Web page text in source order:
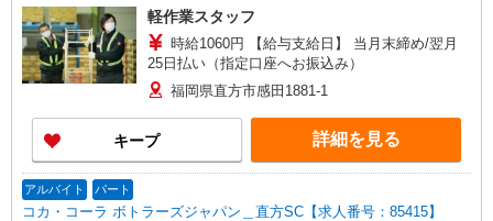
軽作業スタッフ
時給1060円 【給与支給日】 当月末締め/翌月
25日払い（指定口座へお振込み）
福岡県直方市感田1881-1
キープ 詳細を見る
アルバイト パート
コカ・コーラ ボトラーズジャパン＿直方SC【求人番号：85415】